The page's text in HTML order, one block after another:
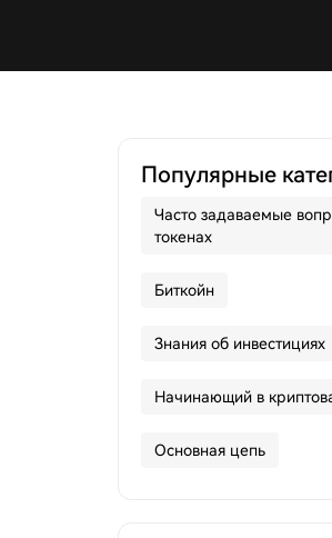
Популярные
Часто задаваемые
токенах
Биткойн
Знания об инвестициях
Начинающий в
Основная цепь